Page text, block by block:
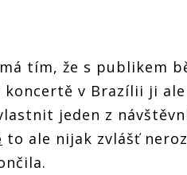
tím, že s publikem
koncertě v Brazílii ji
jeden z
to ale nijak zvlášť